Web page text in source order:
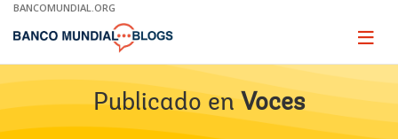
Skip
Main
BANCOMUNDIAL.ORG
Page
Publicado en Voces